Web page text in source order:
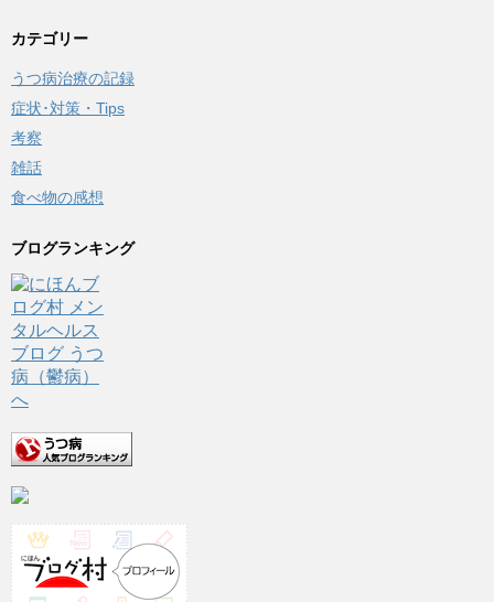
カテゴリー
うつ病治療の記録
症状･対策・Tips
考察
雑話
食べ物の感想
ブログランキング